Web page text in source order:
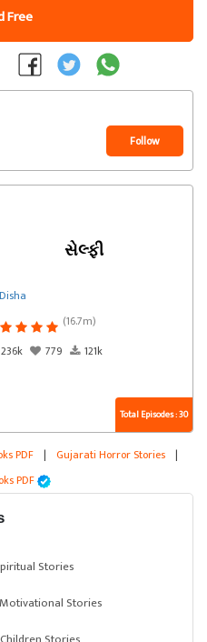
Free
Follow
સેલ્ફી
(16.7m)
236k
779 121k
Total Episodes : 30
PDF | Gujarati Horror Stories |
PDF
Stories
Stories